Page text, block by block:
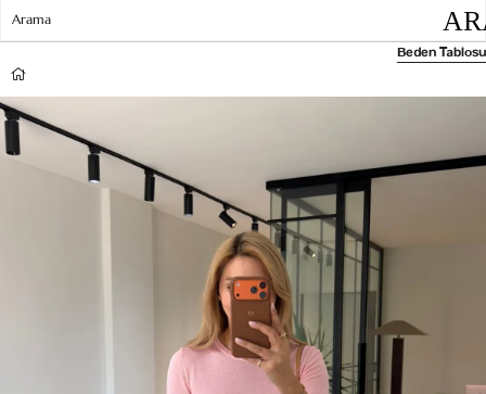
Beden Tablosu